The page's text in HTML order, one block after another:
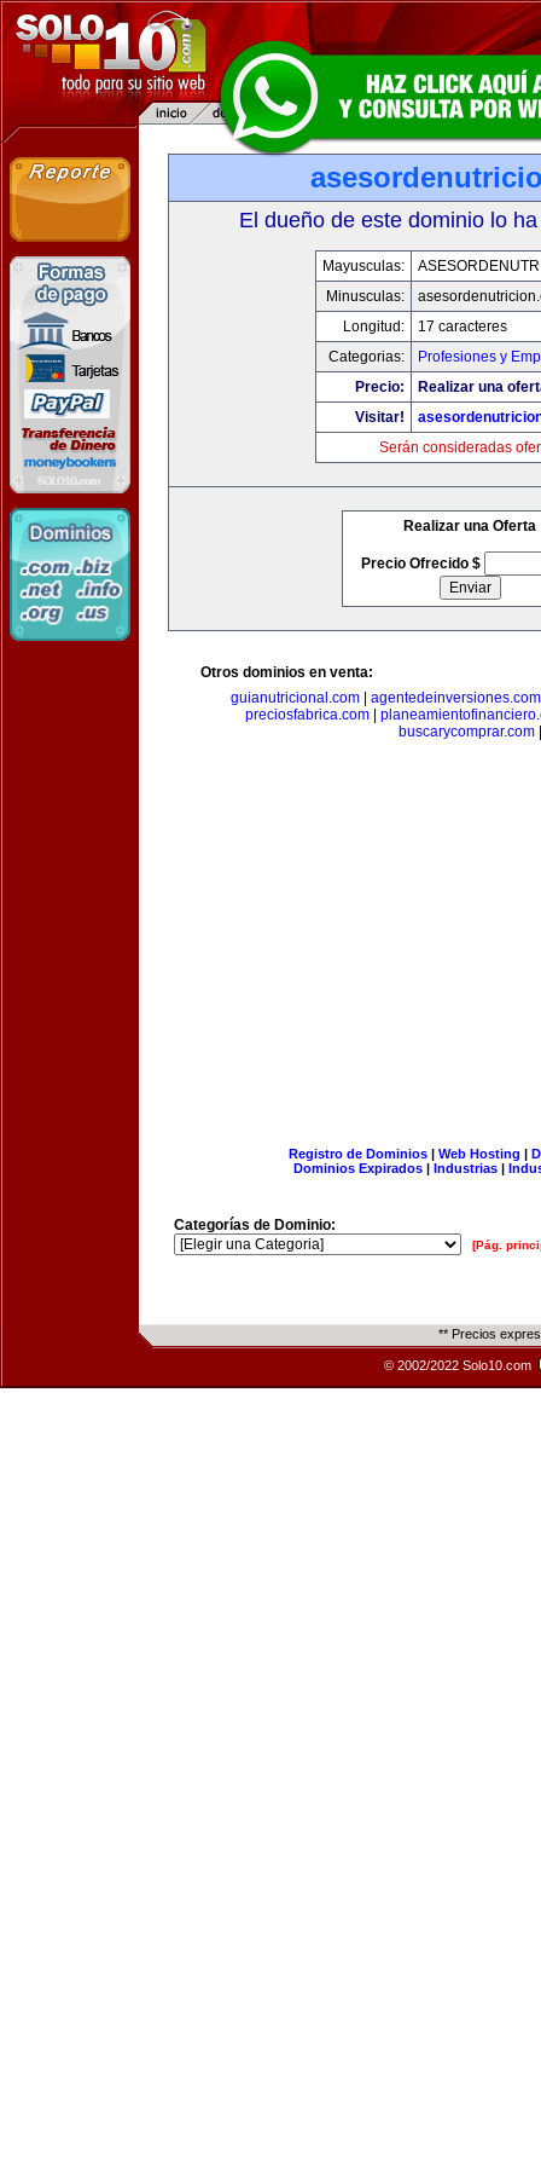
El dueño de este dominio lo
Mayusculas:
Minusculas:
Longitud:
17 caracteres
Categorias:
Profesiones y
Precio:
Realizar una
Visitar!
Serán consideradas
Realizar una Oferta
Precio Ofrecido $
Otros dominios en venta:
guianutricional.com
agentedeinversiones.com
preciosfabrica.com|
buscarycomprar.com|
Registro de Dominios| Web Hosting |
Dominios Expirados | Industrias |
Categorías de Dominio:
[Pág.
** Precios
© 2002/2022 Solo10.com